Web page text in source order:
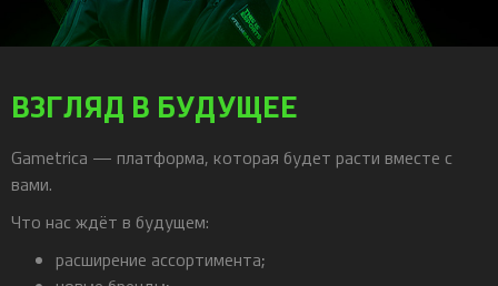
ВЗГЛЯД В БУДУЩЕЕ
Gametrica — платформа, которая будет расти вместе с
вами.
Что нас ждёт в будущем:
расширение ассортимента;